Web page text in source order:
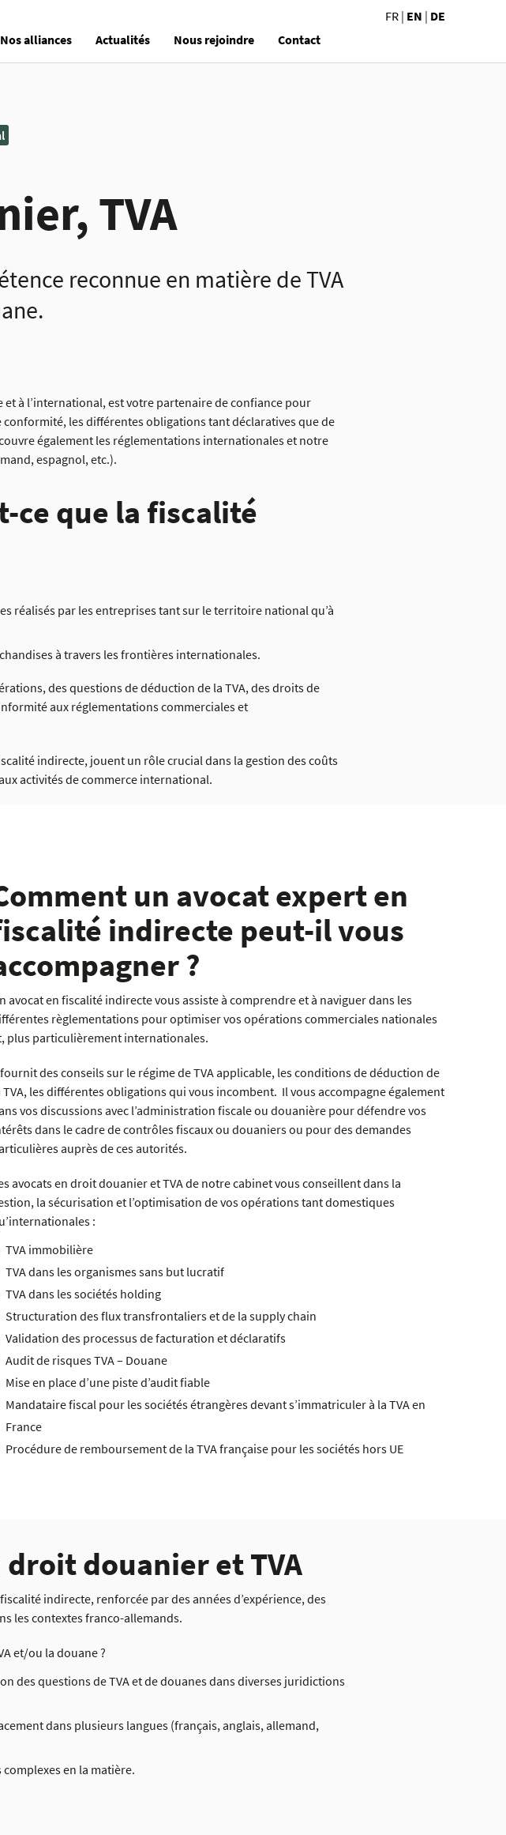
Nos alliances Actualités Nous rejoindre Contact
FR | EN | DE
TVA
reconnue en matière de TVA
et à l’international, est votre partenaire de confiance pour
les différentes obligations tant déclaratives que de
également les réglementations internationales et notre
espagnol, etc.).
ce que la fiscalité
réalisés par les entreprises tant sur le territoire national qu’à
à travers les frontières internationales.
des questions de déduction de la TVA, des droits de
aux réglementations commerciales et
indirecte, jouent un rôle crucial dans la gestion des coûts
activités de commerce international.
un avocat expert en
indirecte peut-il vous
?
avocat en fiscalité indirecte vous assiste à comprendre et à naviguer dans les
règlementations pour optimiser vos opérations commerciales nationales
plus particulièrement internationales.
des conseils sur le régime de TVA applicable, les conditions de déduction de
TVA, les différentes obligations qui vous incombent. Il vous accompagne également
vos discussions avec l’administration fiscale ou douanière pour défendre vos
dans le cadre de contrôles fiscaux ou douaniers ou pour des demandes
auprès de ces autorités.
avocats en droit douanier et TVA de notre cabinet vous conseillent dans la
la sécurisation et l’optimisation de vos opérations tant domestiques
:
TVA immobilière
TVA dans les organismes sans but lucratif
TVA dans les sociétés holding
Structuration des flux transfrontaliers et de la supply chain
Validation des processus de facturation et déclaratifs
Audit de risques TVA – Douane
Mise en place d’une piste d’audit fiable
Mandataire fiscal pour les sociétés étrangères devant s’immatriculer à la TVA en
France
Procédure de remboursement de la TVA française pour les sociétés hors UE
douanier et TVA
indirecte, renforcée par des années d’expérience, des
les contextes franco-allemands.
et/ou la douane ?
des questions de TVA et de douanes dans diverses juridictions
dans plusieurs langues (français, anglais, allemand,
en la matière.